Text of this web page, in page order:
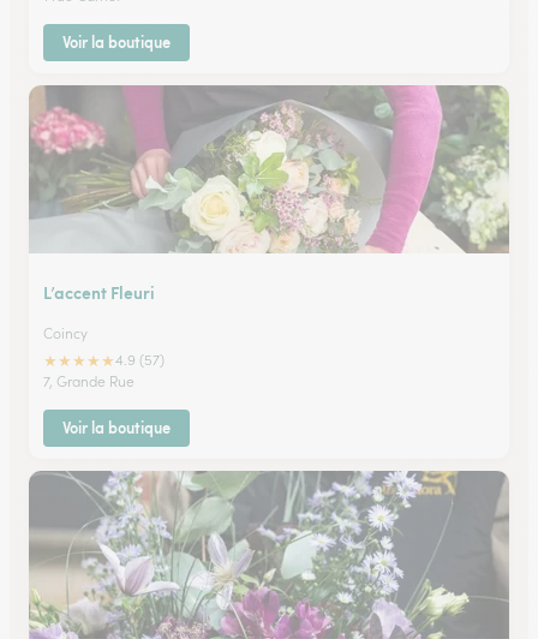
Voir la boutique
L’accent Fleuri
Coincy
★★★★★4.9 (57)
7, Grande Rue
Voir la boutique